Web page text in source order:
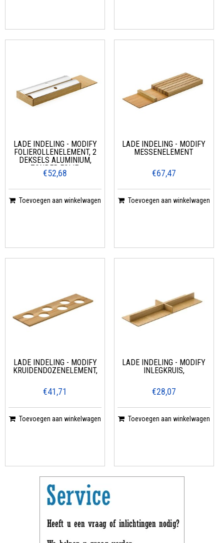
LADE INDELING - MODIFY
FOLIEROLLENELEMENT, 2
DEKSELS ALUMINIUM,
ZONDER FOLIE,
€52,68
Toevoegen aan winkelwagen
LADE INDELING - MODIFY
MESSENELEMENT
€67,47
Toevoegen aan winkelwagen
LADE INDELING - MODIFY
KRUIDENDOZENELEMENT,
€41,71
Toevoegen aan winkelwagen
LADE INDELING - MODIFY
INLEGKRUIS,
€28,07
Toevoegen aan winkelwagen